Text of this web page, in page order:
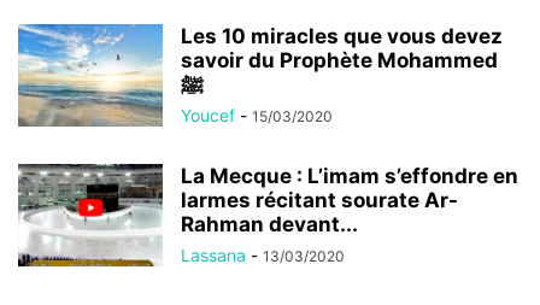
Les 10 miracles que vous devez
savoir du Prophète Mohammed
ﷺ
Youcef - 15/03/2020
La Mecque : L’imam s’effondre en
larmes récitant sourate Ar-
Rahman devant...
Lassana - 13/03/2020